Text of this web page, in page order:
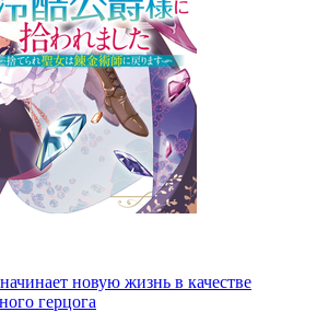
новую жизнь в качестве
герцога